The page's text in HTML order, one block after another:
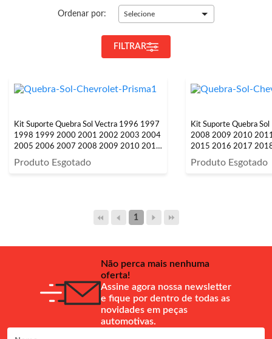
Ordenar por: Selecione
FILTRAR
Kit Suporte Quebra Sol Vectra 1996 1997
1998 1999 2000 2001 2002 2003 2004
2005 2006 2007 2008 2009 2010 2011
Cinza Claro 2 Peças
Produto Esgotado
Kit Suporte Quebra
2008 2009 2010
2015 2016 2017
Gelo 2 Peças
Produto Esgotado
1
Não perca mais nenhuma
oferta!
Assine agora nossa newsletter
e fique por dentro de todas as
novidades em peças
automotivas.